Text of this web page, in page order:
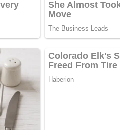
und mindestens eine
gehackte Petersilie